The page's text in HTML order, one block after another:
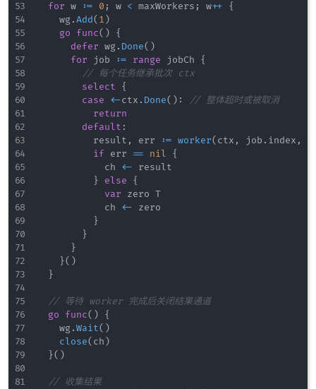
for w := 0 ; w < maxWorkers ; w++
{
		wg
.Add( 1 )
go
func( )
{
defer wg. Done( )
for job := range jobCh {
// 每个任务继承批次 ctx
select
{
case
<-ctx . Done( ) :
// 整体超时或被取消
return
default :
					result
, err := worker( ctx , job . index ,
if err == nil
{
						ch
<- result
}
else
{
var zero T
						ch
<- zero
}
}
}
}( )
}
// 等待 worker 完成后关闭结果通道
go
func( )
{
		wg
.Wait( )
close( ch )
}( )
// 收集结果